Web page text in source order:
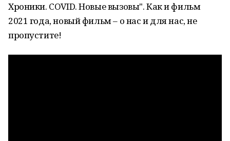
Хроники. COVID. Новые вызовы". Как и фильм
2021 года, новый фильм – о нас и для нас, не
пропустите!